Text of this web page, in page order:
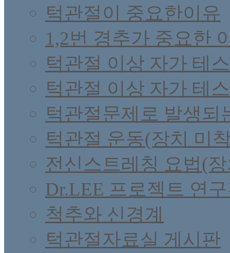
턱관절이 중요한이유
1,2번 경추가 중요한
턱관절 이상 자가 테
턱관절 이상 자가 테
턱관절문제로 발생되
턱관절 운동(장치 미
전신스트레칭 요법(
Dr.LEE 프로젝트 연
척추와 신경계
턱관절자료실 게시판